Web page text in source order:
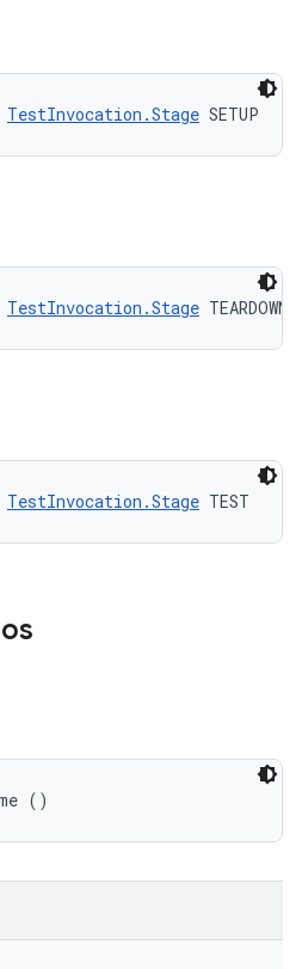
TestInvocation.Stage SETUP
TestInvocation.Stage TEARDOWN
TestInvocation.Stage TEST
()